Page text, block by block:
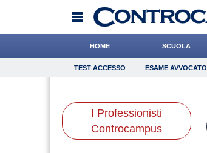
HOME SCUOLA
TEST ACCESSO Esame Avvocato
Scienze
TEST ACCESSO ESAME AVVOCATO
I Professionisti
Controcampus